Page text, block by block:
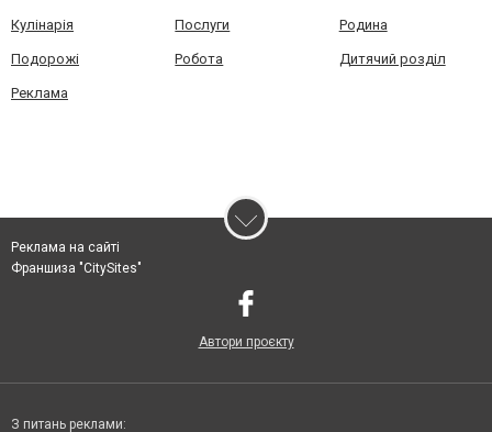
Кулінарія Послуги Родина
Подорожі Робота Дитячий розділ
Реклама
Реклама на сайті
Франшиза "CitySites"
Автори проєкту
З питань реклами: